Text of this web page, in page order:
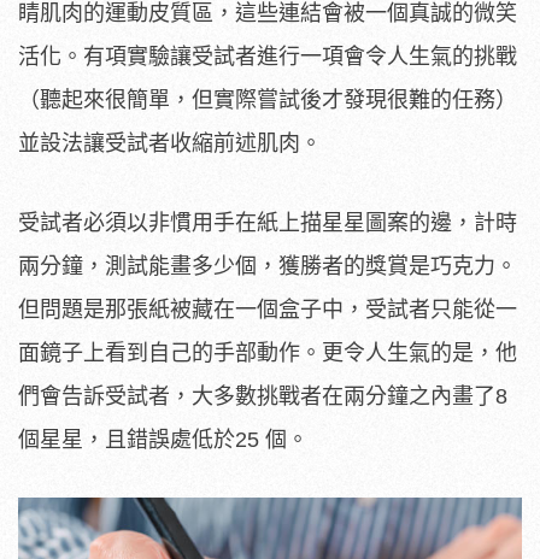
睛肌肉的運動皮質區，這些連結會被一個真誠的微笑
活化。有項實驗讓受試者進行一項會令人生氣的挑戰
（聽起來很簡單，但實際嘗試後才發現很難的任務）
並設法讓受試者收縮前述肌肉。
受試者必須以非慣用手在紙上描星星圖案的邊，計時
兩分鐘，測試能畫多少個，獲勝者的獎賞是巧克力。
但問題是那張紙被藏在一個盒子中，受試者只能從一
面鏡子上看到自己的手部動作。更令人生氣的是，他
們會告訴受試者，大多數挑戰者在兩分鐘之內畫了8
個星星，且錯誤處低於25 個。